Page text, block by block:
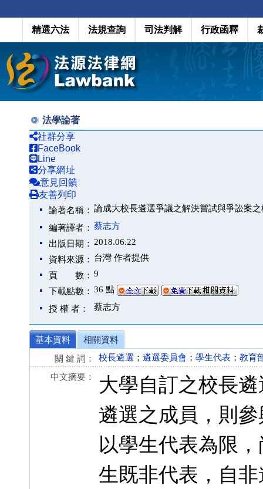
精選六法 法規查詢 司法判解 行政函釋
法學論著
社群分享
FaceBook
Line
分享網址
意見回饋
友善列印
論著名稱： 論成大校長遴選爭議之解決嘗試與爭訟案
編著譯者： 蔡志方
出版日期： 2018.06.22
資料來源： 台灣 作者提供
頁 數： 9
下載點數： 36 點
授 權 者： 蔡志方
基本資料
相關資料
關 鍵 詞：
校長遴選 ； 遴選委員會 ； 學生代表 ； 教育
中文摘要：
大學自訂之校長
遴選之成員，則
以學生代表為限
生既非代表，自